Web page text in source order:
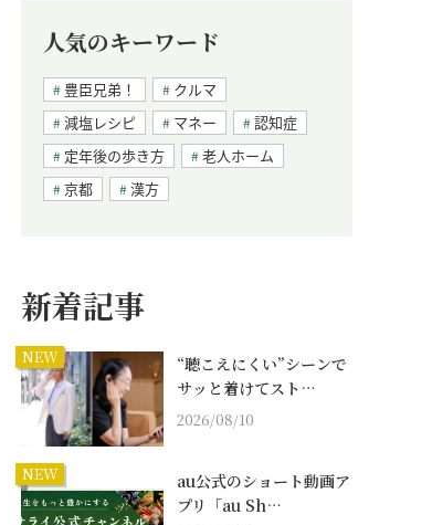
人気のキーワード
豊臣兄弟！
クルマ
減塩レシピ
マネー
認知症
定年後の歩き方
老人ホーム
京都
漢方
新着記事
NEW
“聴こえにくい”シーンで
サッと着けてスト…
2026/08/10
NEW
au公式のショート動画ア
プリ「au Sh…